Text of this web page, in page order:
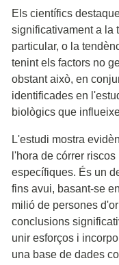
Els científics
significativament a la
particular, o la
tenint els factors no
obstant això, en
identificades en
biològics que
L'estudi mostra
l'hora de córrer
específiques. És un
fins avui, basant-se
milió de persones
conclusions
unir esforços i
una base de dades